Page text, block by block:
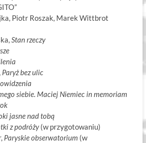
Piotr Roszak, Marek Wittbrot
Stan rzeczy
Paryż bez ulic
siebie. Maciej Niemiec in memoriam
jasne nad tobą
z podróży(w przygotowaniu)
Paryskie obserwatorium (w